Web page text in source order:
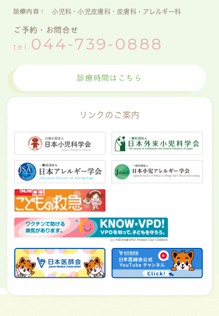
診療内容： 小児科・小児皮膚科・皮膚科・アレルギー科
ご予約・お問合せ
tel. 044-739-0888
診療時間はこちら
リンクのご案内